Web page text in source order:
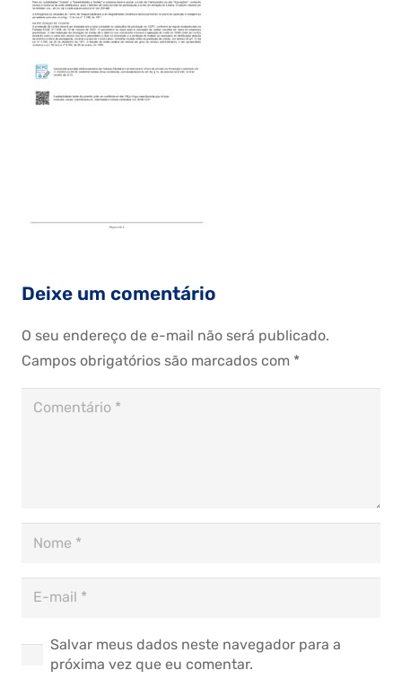
Deixe um comentário
O seu endereço de e-mail não será publicado.
Campos obrigatórios são marcados com *
Salvar meus dados neste navegador para a
próxima vez que eu comentar.